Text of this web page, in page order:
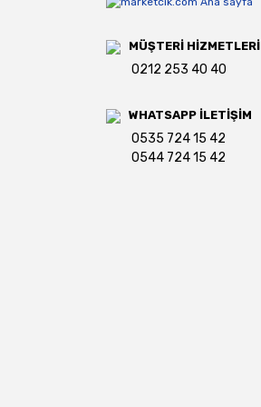
MÜŞTERİ HİZMETLERİ
0212 253 40 40
WHATSAPP İLETİŞİM
0535 724 15 42
0544 724 15 42